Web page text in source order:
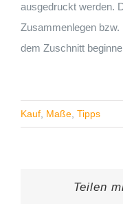
ausgedruckt werden.
Zusammenlegen
dem Zuschnitt
Kauf, Maße, Tipps
Teilen